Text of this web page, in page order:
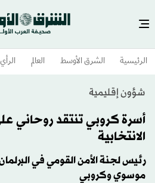
الرئيسية الشرق الأوسط​ العالم الرأي
شؤون إقليمية
أسرة كروبي تنتقد روحاني
الانتخابية
رئيس لجنة الأمن القومي في
موسوي وكروبي